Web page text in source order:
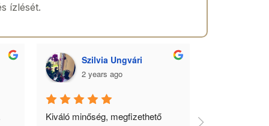
ízlését.
Szilvia Ungvári
2 years ago
Kiváló minőség, megfizethető